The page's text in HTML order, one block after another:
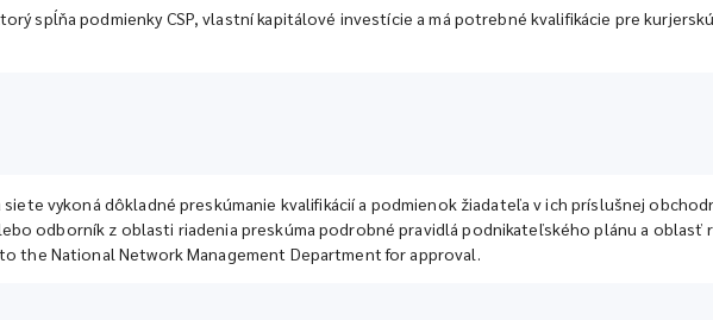
spĺňa podmienky CSP, vlastní kapitálové investície a má potrebné kvalifikácie pre
vykoná dôkladné preskúmanie kvalifikácií a podmienok žiadateľa v ich príslušnej
odborník z oblasti riadenia preskúma podrobné pravidlá podnikateľského plánu a oblasť
the National Network Management Department for approval.